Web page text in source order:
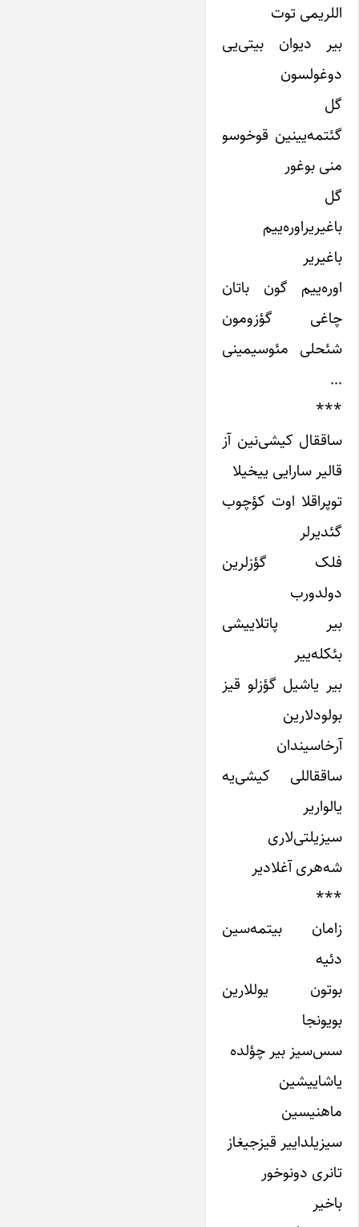
اللریمی توت
بیر دیوان بیتی‌یی
دوغولسون
گل
گئتمه‌یینین قوخوسو
منی بوغور
گل
باغیریراوره‌ییم
باغیریر
اوره‌ییم گون باتان
چاغی گؤزومون
شئحلی مئوسیمینی
…
***
ساققال کیشی‌نین آز
قالیر سارایی ییخیلا
توپراقلا اوت کؤچوب
گئدیرلر
فلک گؤزلرین
دولدورب
بیر پاتلاییشی
بئکله‌ییر
بیر یاشیل گؤزلو قیز
بولودلارین
آرخاسیندان
ساققاللی کیشی‌یه
یالواریر
سیزیلتی‌لاری
شه‌هری آغلادیر
***
زامان بیتمه‌سین
دئیه
بوتون یوللارین
بویونجا
سس‌سیز بیر چؤلده
یاشاییشین
ماهنیسین
سیزیلداییر قیزجیغاز
تانری دونوخور
باخیر